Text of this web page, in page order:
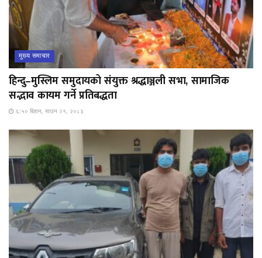
मुख्य समाचार
हिन्दु–मुस्लिम समुदायको संयुक्त श्रद्धाञ्जली सभा, सामाजिक
सद्भाव कायम गर्ने प्रतिबद्धता
६:५० बिहान, साउन २१, २०८३